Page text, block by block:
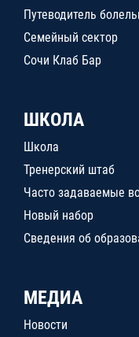
Путеводитель
Семейный сектор
Сочи Клаб Бар
ШКОЛА
Школа
Тренерский штаб
Часто задаваемые
Новый набор
Сведения об
МЕДИА
Новости